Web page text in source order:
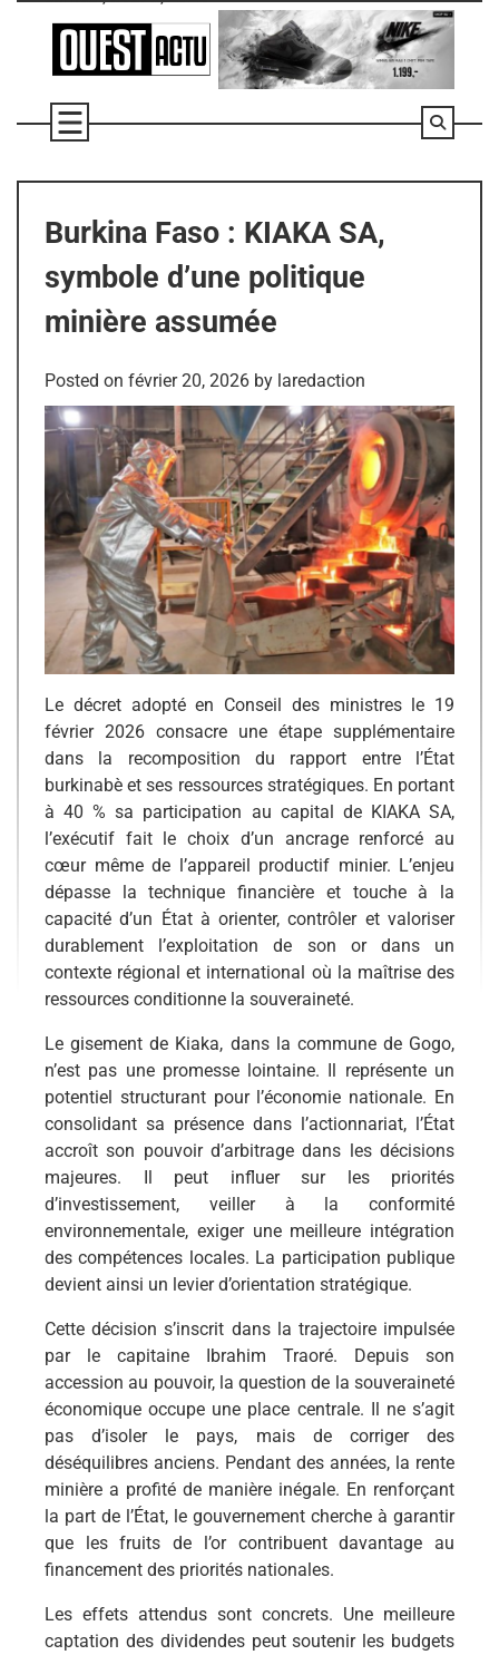
Burkina Faso : KIAKA SA,
symbole d’une politique
minière assumée
Posted on février 20, 2026 by laredaction
Le décret adopté en Conseil des ministres le 19
février 2026 consacre une étape supplémentaire
dans la recomposition du rapport entre l’État
burkinabè et ses ressources stratégiques. En portant
à 40 % sa participation au capital de KIAKA SA,
l’exécutif fait le choix d’un ancrage renforcé au
cœur même de l’appareil productif minier. L’enjeu
dépasse la technique financière et touche à la
capacité d’un État à orienter, contrôler et valoriser
durablement l’exploitation de son or dans un
contexte régional et international où la maîtrise des
ressources conditionne la souveraineté.
Le gisement de Kiaka, dans la commune de Gogo,
n’est pas une promesse lointaine. Il représente un
potentiel structurant pour l’économie nationale. En
consolidant sa présence dans l’actionnariat, l’État
accroît son pouvoir d’arbitrage dans les décisions
majeures. Il peut influer sur les priorités
d’investissement, veiller à la conformité
environnementale, exiger une meilleure intégration
des compétences locales. La participation publique
devient ainsi un levier d’orientation stratégique.
Cette décision s’inscrit dans la trajectoire impulsée
par le capitaine Ibrahim Traoré. Depuis son
accession au pouvoir, la question de la souveraineté
économique occupe une place centrale. Il ne s’agit
pas d’isoler le pays, mais de corriger des
déséquilibres anciens. Pendant des années, la rente
minière a profité de manière inégale. En renforçant
la part de l’État, le gouvernement cherche à garantir
que les fruits de l’or contribuent davantage au
financement des priorités nationales.
Les effets attendus sont concrets. Une meilleure
captation des dividendes peut soutenir les budgets